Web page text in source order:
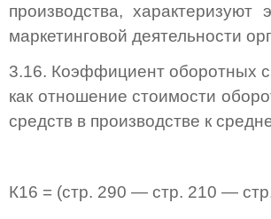
производства, характеризуют
маркетинговой деятельности
3.16. Коэффициент оборотных
как отношение стоимости
средств в производстве к
К16 = (стр. 290 — стр. 210 —